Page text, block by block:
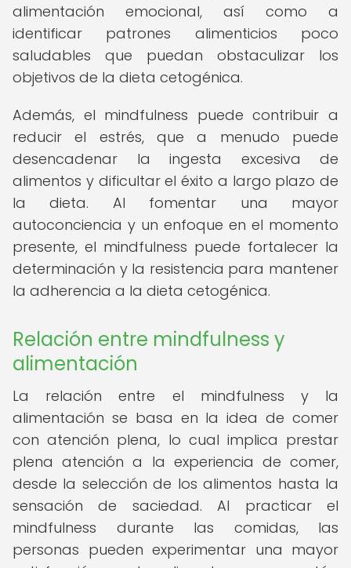
alimentación emocional, así como a
identificar patrones alimenticios poco
saludables que puedan obstaculizar los
objetivos de la dieta cetogénica.
Además, el mindfulness puede contribuir a
reducir el estrés, que a menudo puede
desencadenar la ingesta excesiva de
alimentos y dificultar el éxito a largo plazo de
la dieta. Al fomentar una mayor
autoconciencia y un enfoque en el momento
presente, el mindfulness puede fortalecer la
determinación y la resistencia para mantener
la adherencia a la dieta cetogénica.
Relación entre mindfulness y
alimentación
La relación entre el mindfulness y la
alimentación se basa en la idea de comer
con atención plena, lo cual implica prestar
plena atención a la experiencia de comer,
desde la selección de los alimentos hasta la
sensación de saciedad. Al practicar el
mindfulness durante las comidas, las
personas pueden experimentar una mayor